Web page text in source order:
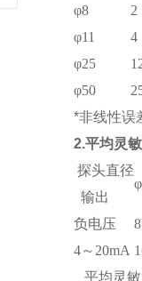
φ8
2
φ11
4
φ25
φ50
*非线性误
2.平均灵
探头直径
输出
负电压
4～20mA
平均灵